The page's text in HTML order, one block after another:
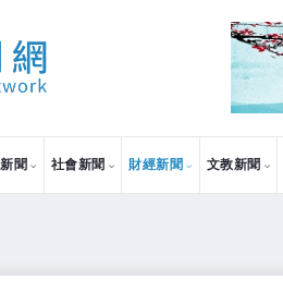
聞 社會新聞 財經新聞 文教新聞